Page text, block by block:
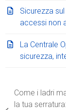
Sicurezza
accessi non
La Centrale
sicurezza,
Come i ladri
la tua